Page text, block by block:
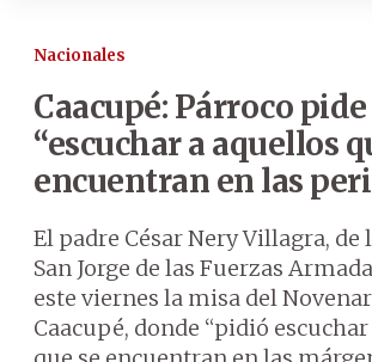
Nacionales
Caacupé: Párroco pide
“escuchar a aquellos
encuentran en las
El padre César Nery Villagra,
San Jorge de las Fuerzas
este viernes la misa del
Caacupé, donde “pidió